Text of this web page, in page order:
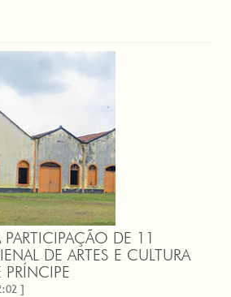
DE 11
DE ARTES E CULTURA
]